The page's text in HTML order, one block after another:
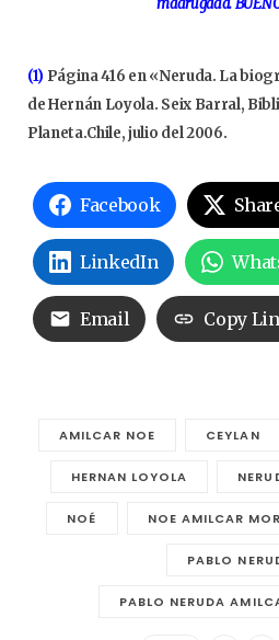
(1) Página 416 en «Neruda. La
de Hernán Loyola. Seix Barral,
Planeta.Chile, julio del 2006.
Facebook
LinkedIn
Email Copy
AMILCAR NOE CEYLAN
HERNAN LOYOLA
NOÉ NOE AMILCAR
PABLO
PABLO NERUDA